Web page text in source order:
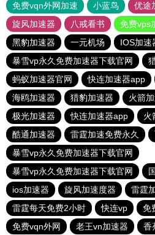
免费vqn外网加速
小蓝鸟 优途
旋风加速器
八戒看书
免费vps
黑豹加速器
一元机场 IOS加速
暴雪vp永久免费加速器下载官网
蚂蚁加速器官网
快连加速器app
海鸥加速器
猎豹加速器 火箭
极光加速器
快连加速器app
火
酷通加速器
雷霆加速免费永久
暴雪vp永久免费加速器下载官网
暴雪vp永久免费加速器下载官网
ios加速器
旋风加速度器 雷霆
雷霆每天免费2小时
快连vp
免
免费vqn外网
老王vn加速器 香